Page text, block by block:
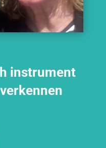
instrument